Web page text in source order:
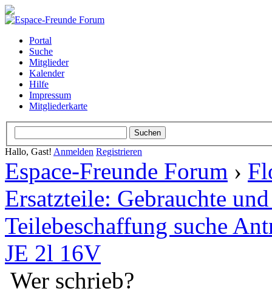
Portal
Suche
Mitglieder
Kalender
Hilfe
Impressum
Mitgliederkarte
Hallo, Gast! Anmelden Registrieren
Espace-Freunde Forum ›
Ersatzteile: Gebrauchte
Teilebeschaffung suche
JE 2l 16V
Wer schrieb?